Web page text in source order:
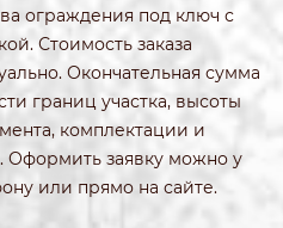
ограждения под ключ с
Стоимость заказа
Окончательная сумма
границ участка, высоты
комплектации и
Оформить заявку можно у
или прямо на сайте.